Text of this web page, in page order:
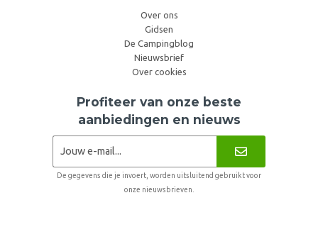
Over ons
Gidsen
De Campingblog
Nieuwsbrief
Over cookies
Profiteer van onze beste
aanbiedingen en nieuws
De gegevens die je invoert, worden uitsluitend gebruikt voor
onze nieuwsbrieven.